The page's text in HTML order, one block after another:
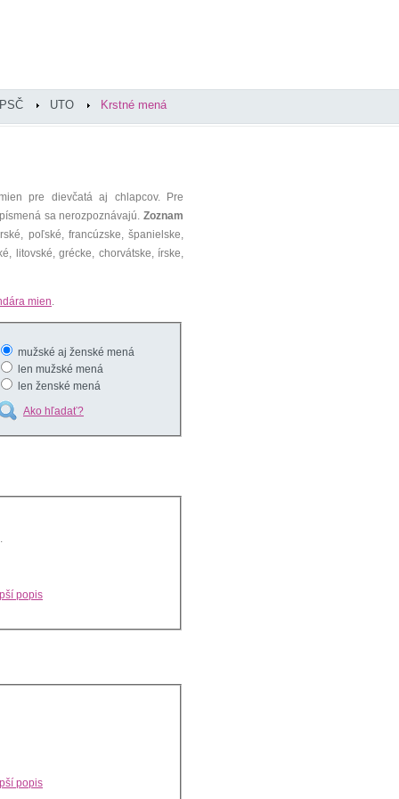
PSČ UTO Krstné mená
pre dievčatá aj chlapcov. Pre
sa nerozpoznávajú. Zoznam
poľské, francúzske, španielske,
litovské, grécke, chorvátske, írske,
mien.
mužské aj ženské mená
len mužské mená
len ženské mená
Ako hľadať?
popis
popis